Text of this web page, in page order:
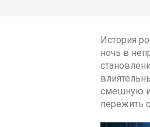
История
ночь в
смешную
пережить